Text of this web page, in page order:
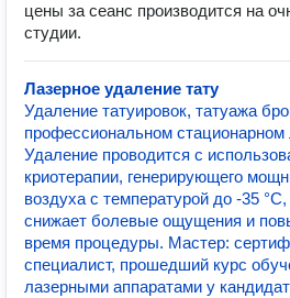
цены за сеанс производится на
студии.
Лазерное удаление тату
️Удаление татуировок, татуажа
профессиональном стационарном
Удаление проводится с
криотерапии, генерирующего
воздуха с температурой до -35
снижает болевые ощущения и
время процедуры. ️Мастер:
специалист, прошедший курс
лазерными аппаратами у